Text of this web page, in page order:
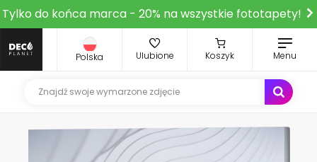
Tylko do końca marca - 20% na wszystkie fototapety!
Polska Ulubione Koszyk Menu